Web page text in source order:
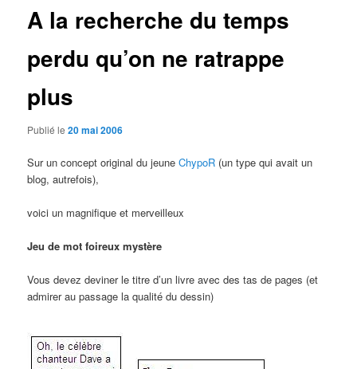
A la recherche du temps
perdu qu’on ne ratrappe
plus
Publié le20 mai 2006
Sur un concept original du jeuneChypoR (un type qui avait un
blog, autrefois),
voici un magnifique et merveilleux
Jeu de mot foireux mystère
Vous devez deviner le titre d’un livre avec des tas de pages (et
admirer au passage la qualité du dessin)